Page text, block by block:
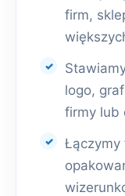
firm,
logo,
firmy lub
Łączymy